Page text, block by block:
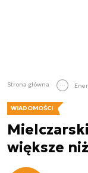
Strona główna
WIADOMOŚCI
większe